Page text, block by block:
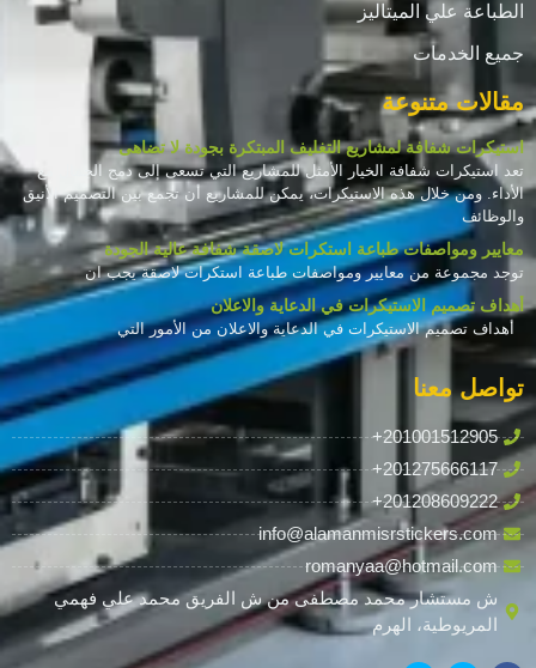
الطباعة علي الميتاليز
جميع الخدمات
مقالات متنوعة
استيكرات شفافة لمشاريع التغليف المبتكرة بجودة لا تضاهى
تعد استيكرات شفافة الخيار الأمثل للمشاريع التي تسعى إلى دمج الجمال مع
الأداء. ومن خلال هذه الاستيكرات، يمكن للمشاريع أن تجمع بين التصميم الأنيق
والوظائف
معايير ومواصفات طباعة استكرات لاصقة شفافة عالية الجودة
توجد مجموعة من معايير ومواصفات طباعة استكرات لاصقة يجب ان
أهداف تصميم الاستيكرات في الدعاية والاعلان
أهداف تصميم الاستيكرات في الدعاية والاعلان من الأمور التي
تواصل معنا
+201001512905
+201275666117
+201208609222
info@alamanmisrstickers.com
romanyaa@hotmail.com
ش مستشار محمد مصطفى من ش الفريق محمد علي فهمي
المريوطية، الهرم